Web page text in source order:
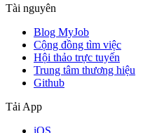
Tài nguyên
Blog MyJob
Cộng đồng tìm việc
Hội thảo trực tuyến
Trung tâm thương hiệu
Github
Tải App
iOS